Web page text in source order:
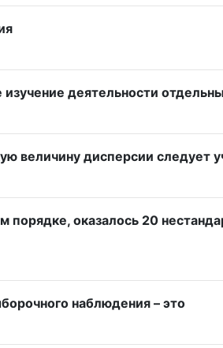
деятельности
величину дисперсии следует
оказалось 20
наблюдения – это